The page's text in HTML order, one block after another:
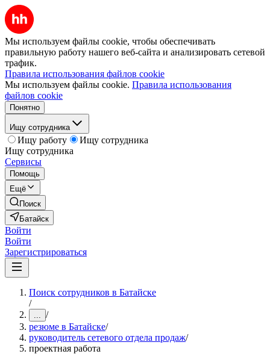
Мы используем файлы cookie, чтобы обеспечивать
правильную работу нашего веб-сайта и анализировать сетевой
трафик.
Правила использования файлов cookie
Мы используем файлы cookie. Правила использования
файлов cookie
Понятно
Ищу сотрудника
Ищу работу
Ищу сотрудника
Ищу сотрудника
Сервисы
Помощь
Ещё
Поиск
Батайск
Войти
Войти
Зарегистрироваться
Поиск сотрудников в Батайске
/
... /
резюме в Батайске/
руководитель сетевого отдела продаж/
проектная работа